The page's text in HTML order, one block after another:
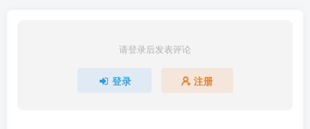
请登录后发表评论
登录 注册